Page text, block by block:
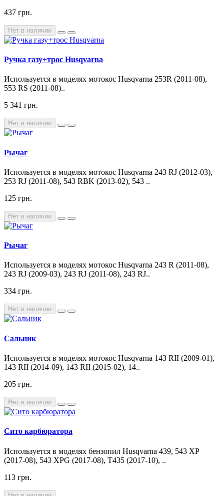
437 грн.
Нет в наличии
Ручка газу+трос Husqvarna
Используется в моделях мотокос Husqvarna 253R (2011-08),
553 RS (2011-08)..
5 341 грн.
Нет в наличии
Рычаг
Используется в моделях мотокос Husqvarna 243 RJ (2012-03),
253 RJ (2011-08), 543 RBK (2013-02), 543 ..
125 грн.
Нет в наличии
Рычаг
Используется в моделях мотокос Husqvarna 243 R (2011-08),
243 RJ (2009-03), 243 RJ (2011-08), 243 RJ..
334 грн.
Нет в наличии
Сальник
Используется в моделях мотокос Husqvarna 143 RII (2009-01),
143 RII (2014-09), 143 RII (2015-02), 14..
205 грн.
Нет в наличии
Сито карбюратора
Используется в моделях бензопил Husqvarna 439, 543 XP
(2017-08), 543 XPG (2017-08), T435 (2017-10), ..
113 грн.